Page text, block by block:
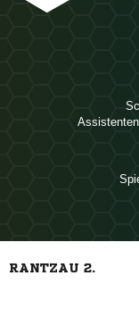
RANTZAU 2.